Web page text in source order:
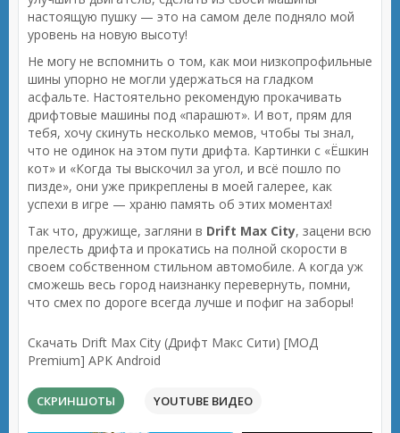
настоящую пушку — это на самом деле подняло мой
уровень на новую высоту!
Не могу не вспомнить о том, как мои низкопрофильные
шины упорно не могли удержаться на гладком
асфальте. Настоятельно рекомендую прокачивать
дрифтовые машины под «парашют». И вот, прям для
тебя, хочу скинуть несколько мемов, чтобы ты знал,
что не одинок на этом пути дрифта. Картинки с «Ёшкин
кот» и «Когда ты выскочил за угол, и всё пошло по
пизде», они уже прикреплены в моей галерее, как
успехи в игре — храню память об этих моментах!
Так что, дружище, загляни в Drift Max City, зацени всю
прелесть дрифта и прокатись на полной скорости в
своем собственном стильном автомобиле. А когда уж
сможешь весь город наизнанку перевернуть, помни,
что смех по дороге всегда лучше и пофиг на заборы!
Скачать Drift Max City (Дрифт Макс Сити) [МОД
Premium] APK Android
СКРИНШОТЫ YOUTUBE ВИДЕО